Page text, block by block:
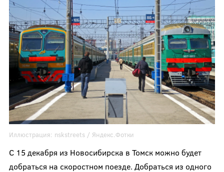
Иллюстрация: nskstreets/ Яндекс.Фотки
С 15 декабря из Новосибирска в Томск можно будет
добраться на скоростном поезде. Добраться из одного